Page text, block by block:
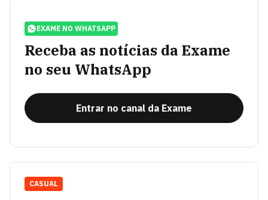
EXAME NO WHATSAPP
Receba as notícias da Exame
no seu WhatsApp
Entrar no canal da Exame
CASUAL